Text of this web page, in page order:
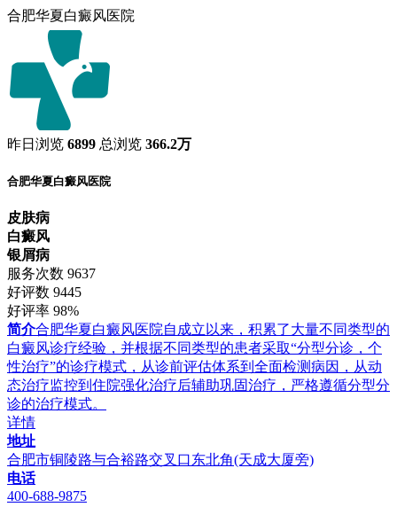
合肥华夏白癜风医院
昨日浏览 6899 总浏览 366.2万
合肥华夏白癜风医院
皮肤病
白癜风
银屑病
服务次数 9637
好评数 9445
好评率 98%
简介合肥华夏白癜风医院自成立以来，积累了大量不同类型的
白癜风诊疗经验，并根据不同类型的患者采取“分型分诊，个
性治疗”的诊疗模式，从诊前评估体系到全面检测病因，从动
态治疗监控到住院强化治疗后辅助巩固治疗，严格遵循分型分
诊的治疗模式。
详情
地址
合肥市铜陵路与合裕路交叉口东北角(天成大厦旁)
电话
400-688-9875